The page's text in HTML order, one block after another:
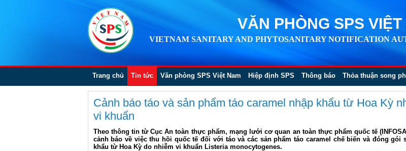
VĂN PHÒNG SPS VIỆT
VIETNAM SANITARY AND PHYTOSANITARY NOTIFICATION
Trang chủ Tin tức Văn phòng SPS Việt Nam Hiệp định SPS Thông báo Thỏa thuận song
Cảnh báo táo và sản phẩm táo caramel nhập khẩu từ Hoa Kỳ
vi khuẩn
Theo thông tin từ Cục An toàn thực phẩm, mạng lưới cơ quan an toàn thực phẩm quốc tế
cảnh báo về việc thu hồi quốc tế đối với táo và các sản phẩm táo caramel chế biến và đóng gói
khẩu từ Hoa Kỳ do nhiễm vi khuẩn Listeria monocytogenes.